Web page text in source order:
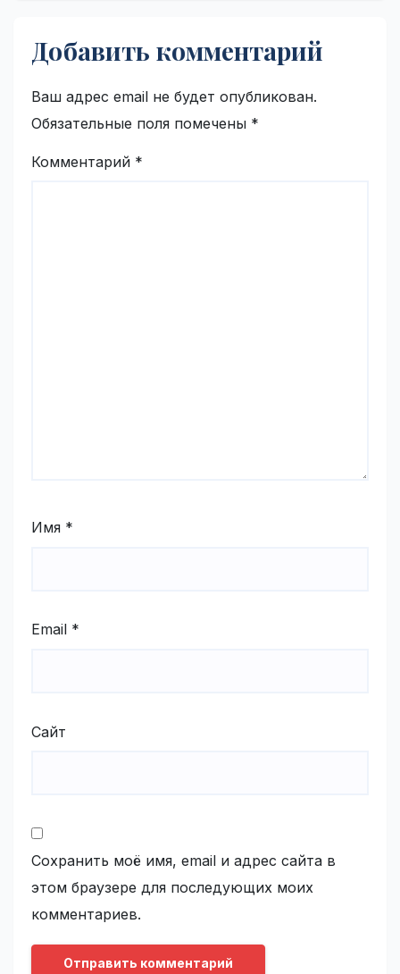
Добавить комментарий
Ваш адрес email не будет опубликован.
Обязательные поля помечены *
Комментарий *
Имя *
Email *
Сайт
Сохранить моё имя, email и адрес сайта в
этом браузере для последующих моих
комментариев.